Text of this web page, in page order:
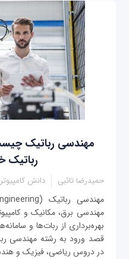
مهندسی رباتیک
رباتیک
حمیدرضا تائبی دانش
مهندسی برق، مکانیک و
بهره‌برداری از ربات‌ها و
قصد ورود به رشته مهندسی
در دروس ریاضی، فیزیک و